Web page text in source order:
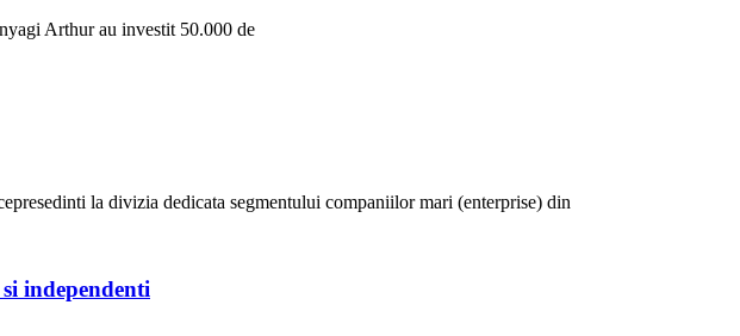
Arthur au investit 50.000 de
la divizia dedicata segmentului companiilor mari (enterprise) din
independenti